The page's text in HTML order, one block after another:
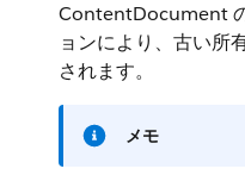
ContentDocument
ョンにより、古い
されます。
メモ